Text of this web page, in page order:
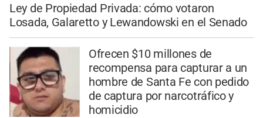
Ley de Propiedad Privada: cómo votaron
Losada, Galaretto y Lewandowski en el Senado
Ofrecen $10 millones de
recompensa para capturar a un
hombre de Santa Fe con pedido
de captura por narcotráfico y
homicidio